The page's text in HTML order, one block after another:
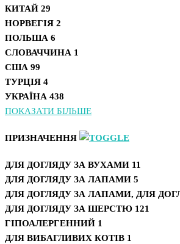
КИТАЙ 29
НОРВЕГІЯ 2
ПОЛЬША 6
СЛОВАЧЧИНА 1
США 99
ТУРЦІЯ 4
УКРАЇНА 438
ПОКАЗАТИ БІЛЬШЕ
ПРИЗНАЧЕННЯ
ДЛЯ ДОГЛЯДУ ЗА ВУХАМИ 11
ДЛЯ ДОГЛЯДУ ЗА ЛАПАМИ 5
ДЛЯ ДОГЛЯДУ ЗА ЛАПАМИ, ДЛЯ
ДЛЯ ДОГЛЯДУ ЗА ШЕРСТЮ 121
ГІПОАЛЕРГЕННИЙ 1
ДЛЯ ВИБАГЛИВИХ КОТІВ 1